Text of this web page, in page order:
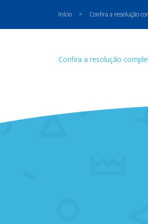
Início > Confira a resolução
Confira a resolução